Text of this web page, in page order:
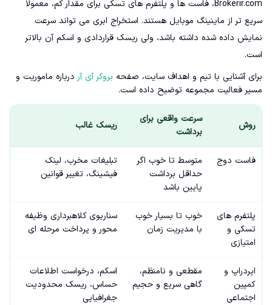
Brokerir.com، فاست ها و پلتفرم های تسکی برای مقدار کم، معمولاً
سریع تر از ماینینگ موبایل هستند. استخراج ابری می تواند سرعت
نمایش داده شده داشته باشد، ولی ریسک قراردادی و اسکم آن بالاتر
است.
برای آشنایی با تیم و اهداف سایت، صفحه بروکر آی آر درباره ماموریت و
مسیر فعالیت مجموعه توضیح داده است.
روش
سرعت واقعی برای
برداشت
ریسک غالب
فاست دوج
متوسط تا خوب اگر
حداقل برداشت
پایین باشد
تبلیغات مخرب، لینک
فیشینگ، تغییر قوانین
پلتفرم های
تسکی و
امتیازی
خوب تا بسیار خوب
با مدیریت زمان
سناریوی کلاهبرداری وظیفه
محور و پرداخت مرحله ای
ایردراپ و
کمپین
اجتماعی
مقطعی و نامنظم،
گاهی سریع و حجیم
اسکم، درخواست اطلاعات
حساس، ریسک محدودیت
جغرافیایی